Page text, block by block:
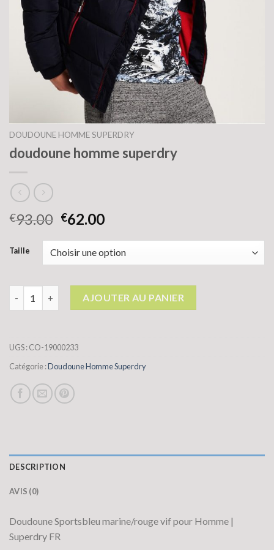
DOUDOUNE HOMME SUPERDRY
doudoune homme superdry
€93.00 €62.00
Taille
AJOUTER AU PANIER
UGS :CO-19000233
Catégorie :Doudoune Homme Superdry
DESCRIPTION
AVIS (0)
Doudoune Sportsbleu marine/rouge vif pour Homme |
Superdry FR